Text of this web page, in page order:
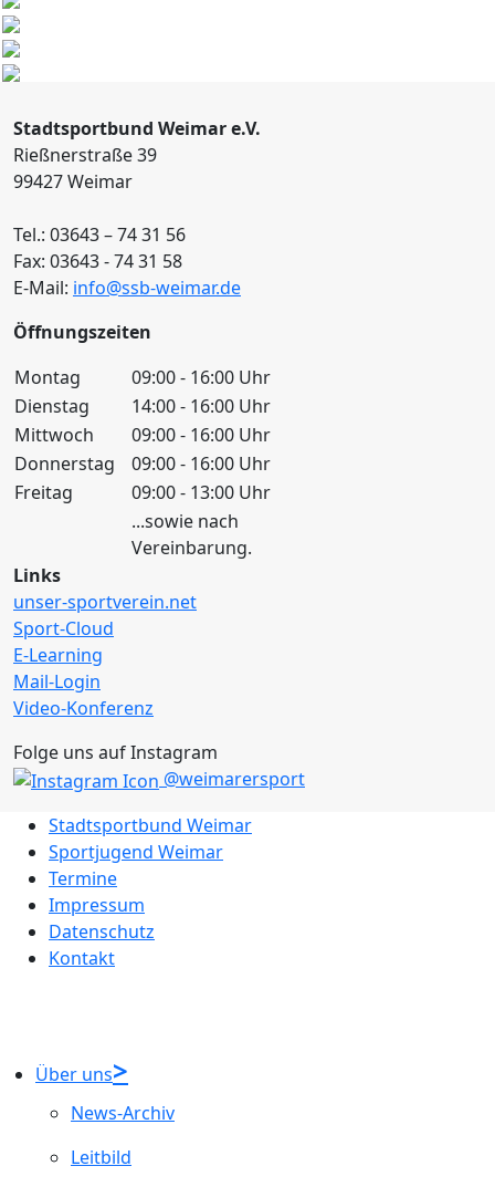
Stadtsportbund Weimar e.V.
Rießnerstraße 39
99427 Weimar
Tel.: 03643 – 74 31 56
Fax: 03643 - 74 31 58
E-Mail: info@ssb-weimar.de
Öffnungszeiten
Montag
09:00 - 16:00 Uhr
Dienstag
14:00 - 16:00 Uhr
Mittwoch
09:00 - 16:00 Uhr
Donnerstag
09:00 - 16:00 Uhr
Freitag
09:00 - 13:00 Uhr
...sowie nach
Vereinbarung.
Links
unser-sportverein.net
Sport-Cloud
E-Learning
Mail-Login
Video-Konferenz
Folge uns auf Instagram
@weimarersport
Stadtsportbund Weimar
Sportjugend Weimar
Termine
Impressum
Datenschutz
Kontakt
Über uns
News-Archiv
Leitbild